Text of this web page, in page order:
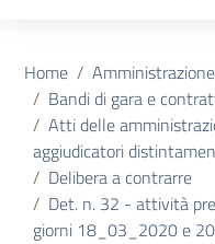
Home
Bandi di gara e
Atti delle
aggiudicatori
Delibera a contrarre
Det. n. 32 - attività
giorni 18_03_2020 e